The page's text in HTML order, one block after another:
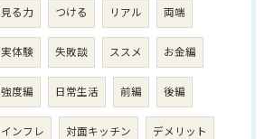
見る力 つける リアル 両端
実体験 失敗談 ススメ お金編
強度編 日常生活 前編 後編
インフレ 対面キッチン デメリット